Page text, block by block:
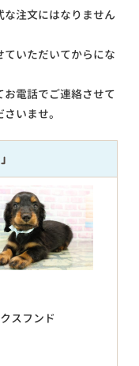
注文にはなりません
いただいてからにな
電話でご連絡させて
いませ。
スフンド